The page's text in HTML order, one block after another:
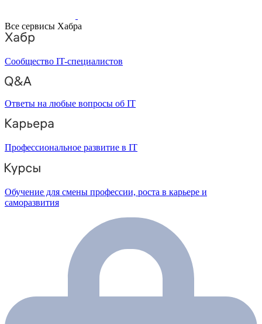
Все сервисы Хабра
Сообщество IT-специалистов
Ответы на любые вопросы об IT
Профессиональное развитие в IT
Обучение для смены профессии, роста в карьере и
саморазвития